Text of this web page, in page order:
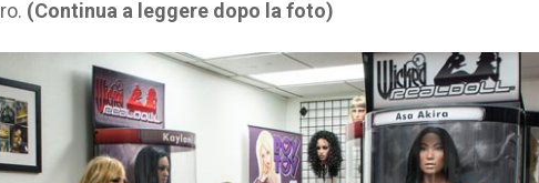
(Continua a leggere dopo la foto)